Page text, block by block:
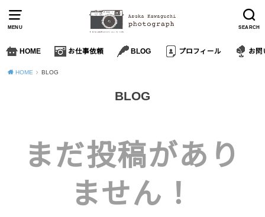
MENU SEARCH
HOME お仕事依頼 BLOG プロフィール お問
HOME BLOG
BLOG
まだ投稿があり
ません！